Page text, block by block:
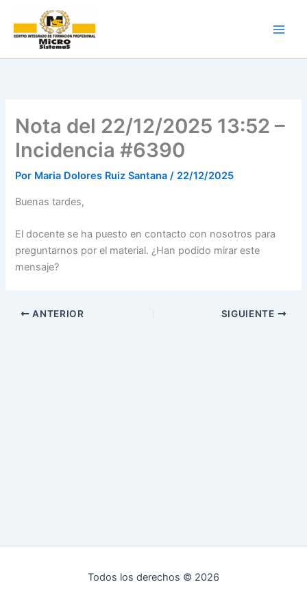
contenido
Nota del 22/12/2025 13:52 –
Incidencia #6390
Por Maria Dolores Ruiz Santana/ 22/12/2025
Buenas tardes,
El docente se ha puesto en contacto con nosotros para
preguntarnos por el material. ¿Han podido mirar este
mensaje?
ANTERIOR SIGUIENTE
Todos los derechos © 2026